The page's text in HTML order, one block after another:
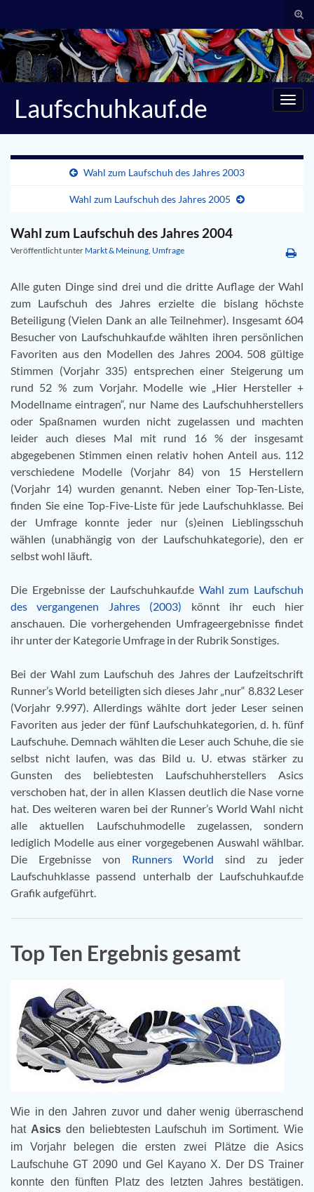
Search for:
Laufschuhkauf.de
Wahl zum Laufschuh des Jahres 2003
Wahl zum Laufschuh des Jahres 2005
Wahl zum Laufschuh des Jahres 2004
Veröffentlicht unter Markt & Meinung Umfrage
Alle guten Dinge sind drei und die dritte Auflage der Wahl
zum Laufschuh des Jahres erzielte die bislang höchste
Beteiligung (Vielen Dank an alle Teilnehmer). Insgesamt 604
Besucher von Laufschuhkauf.de wählten ihren persönlichen
Favoriten aus den Modellen des Jahres 2004. 508 gültige
Stimmen (Vorjahr 335) entsprechen einer Steigerung um
rund 52 % zum Vorjahr. Modelle wie „Hier Hersteller +
Modellname eintragen“, nur Name des Laufschuhherstellers
oder Spaßnamen wurden nicht zugelassen und machten
leider auch dieses Mal mit rund 16 % der insgesamt
abgegebenen Stimmen einen relativ hohen Anteil aus. 112
verschiedene Modelle (Vorjahr 84) von 15 Herstellern
(Vorjahr 14) wurden genannt. Neben einer Top-Ten-Liste,
finden Sie eine Top-Five-Liste für jede Laufschuhklasse. Bei
der Umfrage konnte jeder nur (s)einen Lieblingsschuh
wählen (unabhängig von der Laufschuhkategorie), den er
selbst wohl läuft.
Die Ergebnisse der Laufschuhkauf.de Wahl zum Laufschuh
des vergangenen Jahres (2003) könnt ihr euch hier
anschauen. Die vorhergehenden Umfrageergebnisse findet
ihr unter der Kategorie Umfrage in der Rubrik Sonstiges.
Bei der Wahl zum Laufschuh des Jahres der Laufzeitschrift
Runner’s World beteiligten sich dieses Jahr „nur“ 8.832 Leser
(Vorjahr 9.997). Allerdings wählte dort jeder Leser seinen
Favoriten aus jeder der fünf Laufschuhkategorien, d. h. fünf
Laufschuhe. Demnach wählten die Leser auch Schuhe, die sie
selbst nicht laufen, was das Bild u. U. etwas stärker zu
Gunsten des beliebtesten Laufschuhherstellers Asics
verschoben hat, der in allen Klassen deutlich die Nase vorne
hat. Des weiteren waren bei der Runner’s World Wahl nicht
alle aktuellen Laufschuhmodelle zugelassen, sondern
lediglich Modelle aus einer vorgegebenen Auswahl wählbar.
Die Ergebnisse von Runners World sind zu jeder
Laufschuhklasse passend unterhalb der Laufschuhkauf.de
Grafik aufgeführt.
Top Ten Ergebnis gesamt
Wie in den Jahren zuvor und daher wenig überraschend
hat Asicsden beliebtesten Laufschuh im Sortiment. Wie
im Vorjahr belegen die ersten zwei Plätze die Asics
Laufschuhe GT 2090 und Gel Kayano X. Der DS Trainer
konnte den fünften Platz des letzten Jahres bestätigen.